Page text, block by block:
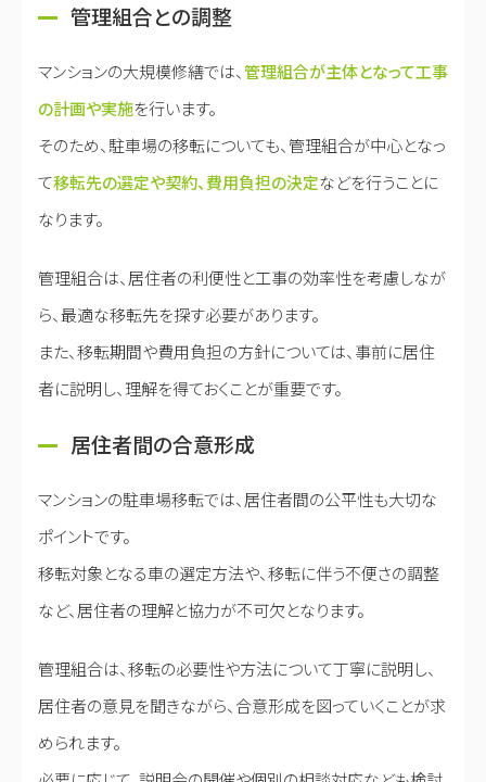
管理組合との調整
マンションの大規模修繕では、管理組合が主体となって工事
の計画や実施を行います。
そのため、駐車場の移転についても、管理組合が中心となっ
て移転先の選定や契約、費用負担の決定などを行うことに
なります。
管理組合は、居住者の利便性と工事の効率性を考慮しなが
ら、最適な移転先を探す必要があります。
また、移転期間や費用負担の方針については、事前に居住
者に説明し、理解を得ておくことが重要です。
居住者間の合意形成
マンションの駐車場移転では、居住者間の公平性も大切な
ポイントです。
移転対象となる車の選定方法や、移転に伴う不便さの調整
など、居住者の理解と協力が不可欠となります。
管理組合は、移転の必要性や方法について丁寧に説明し、
居住者の意見を聞きながら、合意形成を図っていくことが求
められます。